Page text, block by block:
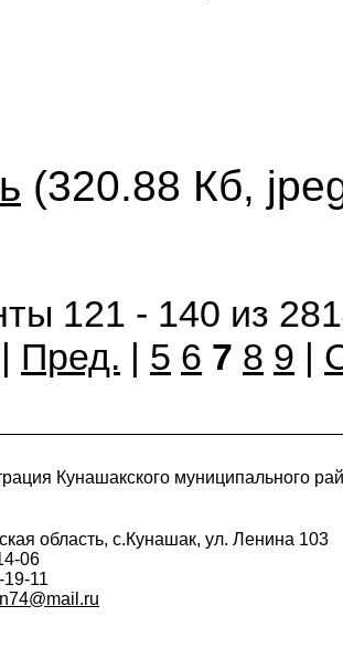
(320.88 Кб,
121 - 140 из
| Пред. | 5 6 7 8 9 |
Кунашакского муниципального
область, с.Кунашак, ул. Ленина 103
06
11